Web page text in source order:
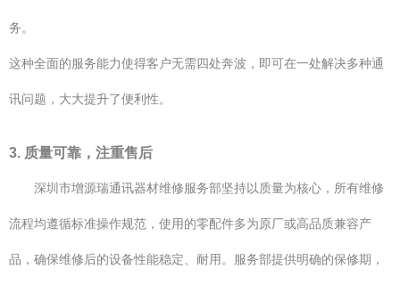
务。
这种全面的服务能力使得客户无需四处奔波，即可在一处解决多种通
讯问题，大大提升了便利性。
3. 质量可靠，注重售后
深圳市增源瑞通讯器材维修服务部坚持以质量为核心，所有维修
流程均遵循标准操作规范，使用的零配件多为原厂或高品质兼容产
品，确保维修后的设备性能稳定、耐用。服务部提供明确的保修期，